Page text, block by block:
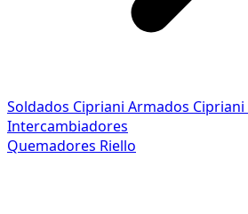
Soldados Cipriani Armados Cipriani
Intercambiadores
Quemadores Riello